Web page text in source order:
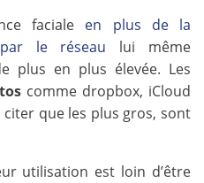
faciale en plus de la
le réseau lui même
plus en plus élevée. Les
comme dropbox, iCloud
que les plus gros, sont
utilisation est loin d’être